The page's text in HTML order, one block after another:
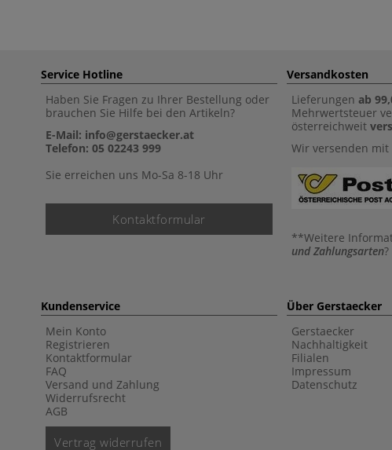
Service Hotline
Haben Sie Fragen zu Ihrer Bestellung oder
brauchen Sie Hilfe bei den Artikeln?
E-Mail: info@gerstaecker.at
Telefon: 05 02243 999
Sie erreichen uns Mo-Sa 8-18 Uhr
Kontaktformular
Versandkosten
Lieferungen ab
Mehrwertsteuer
österreichweit
Wir versenden mit
**Weitere
und Zahlungsarten?
Kundenservice
Mein Konto
Registrieren
Kontaktformular
FAQ
Versand und Zahlung
Widerrufsrecht
AGB
Vertrag widerrufen
Über Gerstaecker
Gerstaecker
Nachhaltigkeit
Filialen
Impressum
Datenschutz